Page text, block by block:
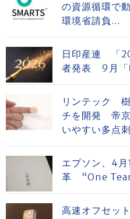
の資源循環で
環境省請負...
日印産連 「
者発表 9月「
リンテック
チを開発 帝京
いやすい多点
エプソン、4
革 “One
高速オフセッ